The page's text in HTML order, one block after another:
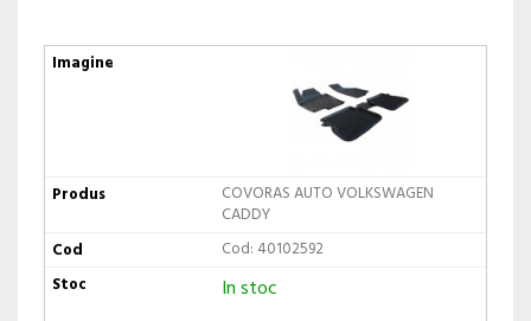
COVORAS AUTO VOLKSWAGEN
CADDY
Cod: 40102592
In stoc